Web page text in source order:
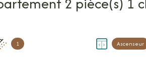
1 Ascenseur